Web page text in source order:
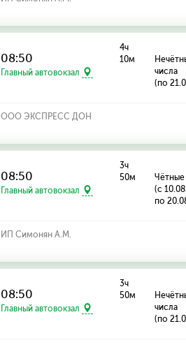
08:50
Главный автовокзал
4ч
10м
числа
(по
ООО ЭКСПРЕСС ДОН
08:50
Главный автовокзал
3ч
50м
Чётные
(с
по
ИП Симонян А.М.
08:50
Главный автовокзал
3ч
50м
числа
(по